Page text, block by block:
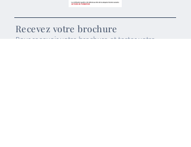
Recevez votre brochure
Pour recevoir votre brochure et tester votre